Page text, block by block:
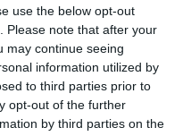
use the below opt-out
Please note that after your
may continue seeing
information utilized by
to third parties prior to
opt-out of the further
by third parties on the
Látková rohová sedačka
Lumber Jack s otomanom